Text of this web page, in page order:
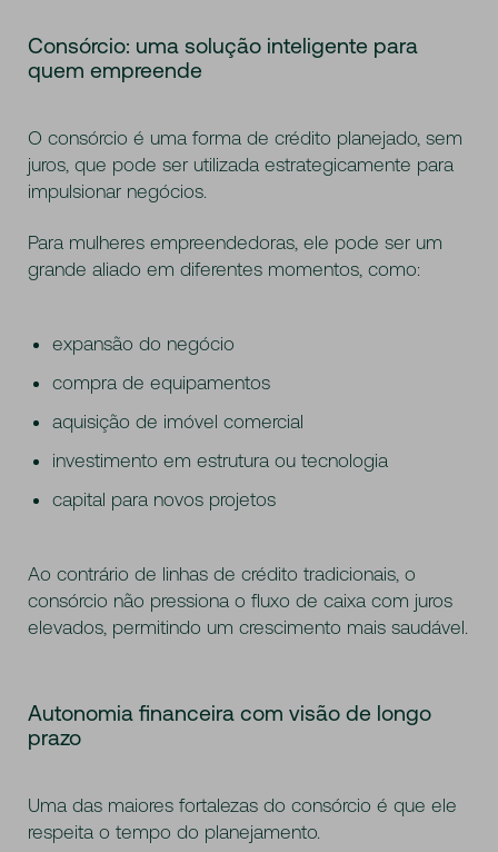
Consórcio: uma solução inteligente para
quem empreende
O consórcio é uma forma de crédito planejado, sem
juros, que pode ser utilizada estrategicamente para
impulsionar negócios.
Para mulheres empreendedoras, ele pode ser um
grande aliado em diferentes momentos, como:
expansão do negócio
compra de equipamentos
aquisição de imóvel comercial
investimento em estrutura ou tecnologia
capital para novos projetos
Ao contrário de linhas de crédito tradicionais, o
consórcio não pressiona o fluxo de caixa com juros
elevados, permitindo um crescimento mais saudável.
Autonomia financeira com visão de longo
prazo
Uma das maiores fortalezas do consórcio é que ele
respeita o tempo do planejamento.